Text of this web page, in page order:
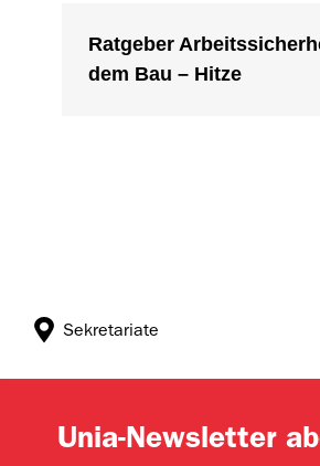
Ratgeber
dem Bau – Hitze
Sekretariate
Unia-Newsletter